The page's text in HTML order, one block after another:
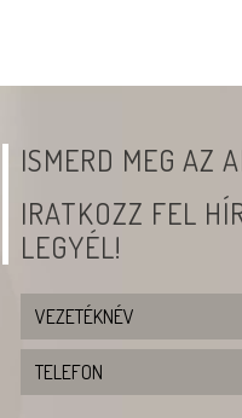
ISMERD MEG AZ
IRATKOZZ FEL
LEGYÉL!